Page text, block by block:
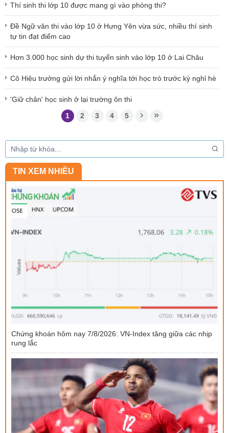
Thí sinh thi lớp 10 được mang gì vào phòng thi?
Đề Ngữ văn thi vào lớp 10 ở Hưng Yên vừa sức, nhiều thí sinh
tự tin đạt điểm cao
Hơn 3.000 học sinh dự thi tuyển sinh vào lớp 10 ở Lai Châu
Cô Hiệu trưởng gửi lời nhắn ý nghĩa tới học trò trước kỳ nghỉ hè
'Giữ chân' học sinh ở lại trường ôn thi
1 2 3 4 5
TIN XEM NHIỀU
Chứng khoán hôm nay 7/8/2026: VN-Index tăng giữa các nhịp
rung lắc